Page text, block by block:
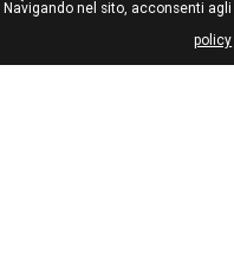
Navigando nel sito, acconsenti
policy